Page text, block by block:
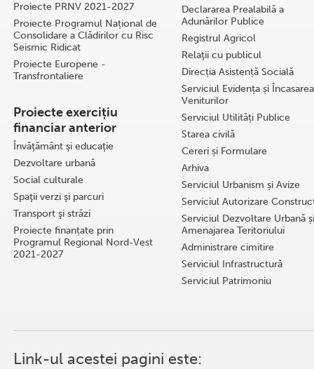
Proiecte PRNV 2021-2027
Proiecte Programul Național de
Consolidare a Clădirilor cu Risc
Seismic Ridicat
Proiecte Europene -
Transfrontaliere
Proiecte exercițiu
financiar anterior
Învăţământ şi educaţie
Dezvoltare urbană
Social culturale
Spaţii verzi şi parcuri
Transport şi străzi
Proiecte finanțate prin
Programul Regional Nord-Vest
2021-2027
Declararea Prealabilă a
Adunărilor Publice
Registrul Agricol
Relaţii cu publicul
Direcția Asistență Socială
Serviciul Evidența și Încasarea
Veniturilor
Serviciul Utilități Publice
Starea civilă
Cereri și Formulare
Arhiva
Serviciul Urbanism și Avize
Serviciul Autorizare
Serviciul Dezvoltare Urbană și
Amenajarea Teritoriului
Administrare cimitire
Serviciul Infrastructură
Serviciul Patrimoniu
Link-ul acestei pagini este: